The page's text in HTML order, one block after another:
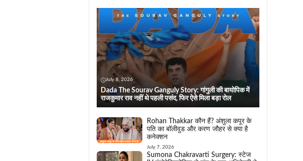
July 8, 2026
Dada The Sourav Ganguly Story: गांगुली की बायोपिक में
राजकुमार राव नहीं थे पहली पसंद, फिर ऐसे मिला बड़ा रोल
Rohan Thakkar कौन हैं? अंशुला कपूर के
पति का बॉलीवुड और करण जौहर से क्या है
कनेक्शन
July 7, 2026
Sumona Chakravarti Surgery: स्टेज